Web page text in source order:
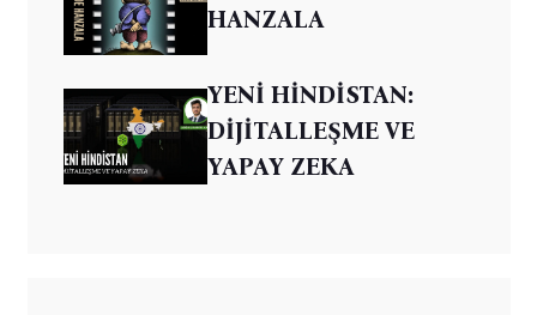
HANZALA
YENİ HİNDİSTAN:
DİJİTALLEŞME VE
YAPAY ZEKA